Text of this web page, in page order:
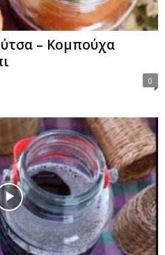
– Κομπούχα
0